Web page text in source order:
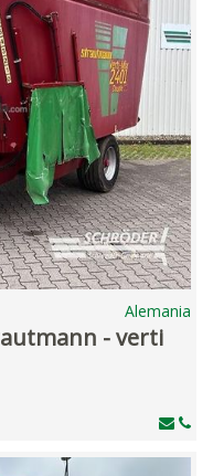
Alemania
- verti